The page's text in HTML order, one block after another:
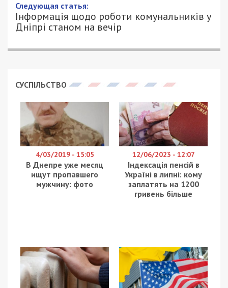
Следующая статья:
Інформація щодо роботи комунальників у
Дніпрі станом на вечір
СУСПІЛЬСТВО
4/03/2019 - 15:05
В Днепре уже месяц
ищут пропавшего
мужчину: фото
12/06/2023 - 12:07
Індексація пенсій в
Україні в липні: кому
заплатять на 1200
гривень більше